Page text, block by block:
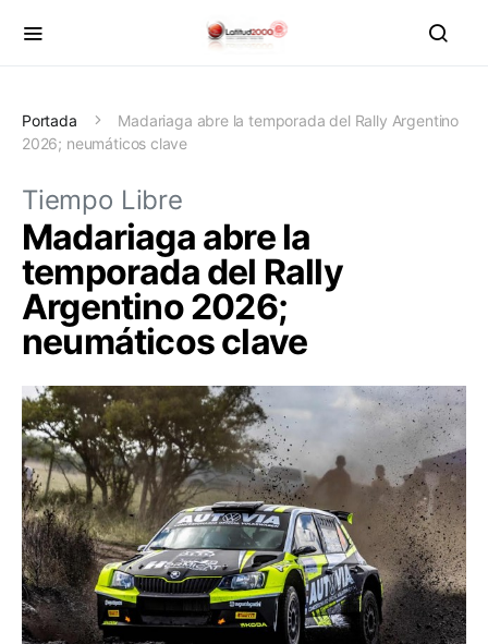
Portada
Madariaga abre la temporada del Rally Argentino
2026; neumáticos clave
Tiempo Libre
Madariaga abre la
temporada del Rally
Argentino 2026;
neumáticos clave